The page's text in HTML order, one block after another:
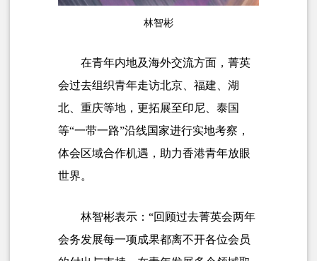
林智彬
在青年内地及海外交流方面，菁英
会过去组织青年走访北京、福建、湖
北、重庆等地，更拓展至印尼、泰国
等“一带一路”沿线国家进行实地考察，
体会区域合作机遇，助力香港青年放眼
世界。
林智彬表示：“回顾过去菁英会两年
会务发展每一项成果都离不开各位会员